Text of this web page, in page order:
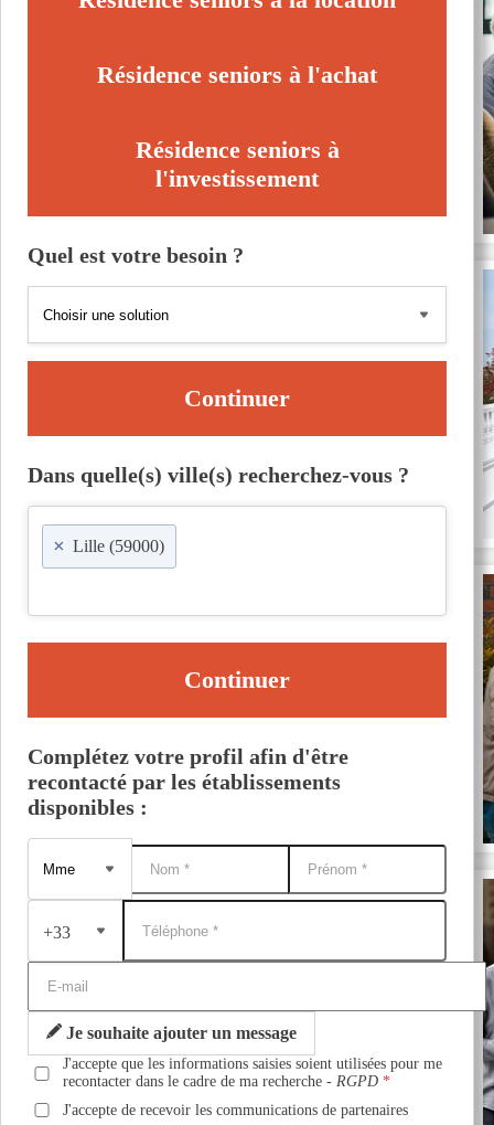
Résidence seniors à l'achat
Résidence seniors à
l'investissement
Quel est votre besoin ?
Continuer
Dans quelle(s) ville(s) recherchez-vous ?
× Lille (59000)
Continuer
Complétez votre profil afin d'être
recontacté par les établissements
disponibles :
+33
Je souhaite ajouter un message
J'accepte que les informations saisies soient utilisées pour me
recontacter dans le cadre de ma recherche -RGPD
J'accepte de recevoir les communications de partenaires